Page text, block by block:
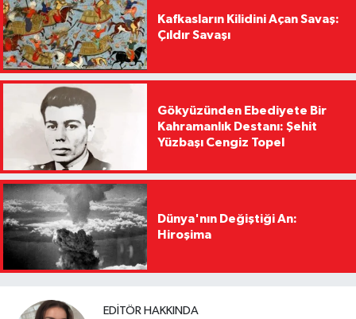
Kafkasların Kilidini Açan Savaş:
Çıldır Savaşı
Gökyüzünden Ebediyete Bir
Kahramanlık Destanı: Şehit
Yüzbaşı Cengiz Topel
Dünya'nın Değiştiği An:
Hiroşima
EDITÖR HAKKINDA